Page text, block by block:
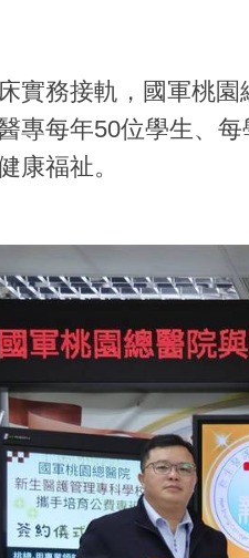
實務接軌，國軍桃
專每年50位學生、
康福祉。